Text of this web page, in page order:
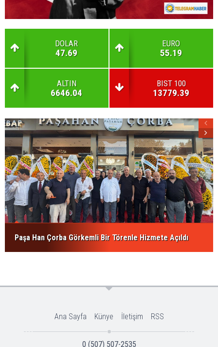
DOLAR
47.69
EURO
55.19
ALTIN
6646.04
BIST 100
13779.39
Paşa Han Çorba Görkemli Bir Törenle Hizmete Açıldı
Ana Sayfa Künye İletişim RSS
0 (507) 507-2535